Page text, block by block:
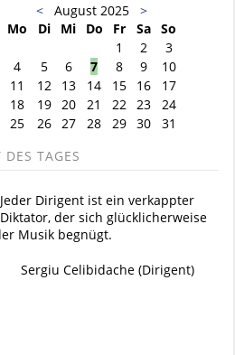
< August 2025>
Mo
Di Mi Do Fr Sa
So
1
2
3
4
5 6 7 8 9
10
11
12 13 14 15 16
17
18
19 20 21 22 23
24
25
26 27 28 29 30
31
DES TAGES
Jeder Dirigent ist ein verkappter
Diktator, der sich glücklicherweise
Musik begnügt.
Sergiu Celibidache (Dirigent)